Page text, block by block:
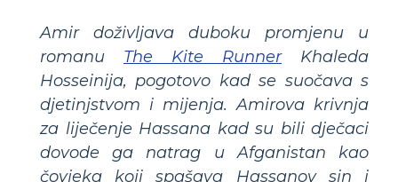
Amir doživljava duboku promjenu u
romanu The Kite RunnerKhaleda
Hosseinija, pogotovo kad se suočava s
djetinjstvom i mijenja. Amirova krivnja
za liječenje Hassana kad su bili dječaci
dovode ga natrag u Afganistan kao
čovjeka koji spašava Hassanov sin i